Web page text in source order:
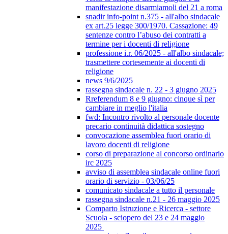
manifestazione disarmiamoli del 21 a roma
snadir info-point n.375 - all'albo sindacale
ex art.25 legge 300/1970. Cassazione: 49
sentenze contro l’abuso dei contratti a
termine per i docenti di religione
professione i.r. 06/2025 - all'albo sindacale;
trasmettere cortesemente ai docenti di
religione
news 9/6/2025
rassegna sindacale n. 22 - 3 giugno 2025
Rreferendum 8 e 9 giugno: cinque sì per
cambiare in meglio l'italia
fwd: Incontro rivolto al personale docente
precario continuità didattica sostegno
convocazione assemblea fuori orario di
lavoro docenti di religione
corso di preparazione al concorso ordinario
irc 2025
avviso di assemblea sindacale online fuori
orario di servizio - 03/06/25
comunicato sindacale a tutto il personale
rassegna sindacale n.21 - 26 maggio 2025
Comparto Istruzione e Ricerca - settore
Scuola - sciopero del 23 e 24 maggio
2025